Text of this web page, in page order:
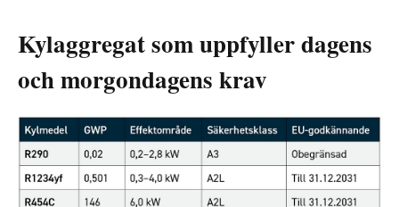
Kylaggregat som uppfyller dagens
och morgondagens krav